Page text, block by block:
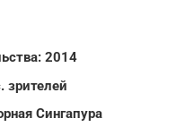
2014
зрителей
Сингапура